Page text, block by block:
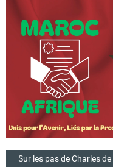
Sur les pas de Charles